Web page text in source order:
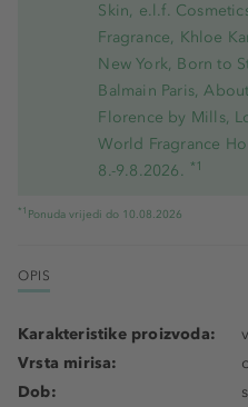
Skin, e.l.f.
Fragrance, Khloe
New York, Born to
Balmain Paris,
Florence by Mills,
World Fragrance
8.-9.8.2026. *1
*1 Ponuda vrijedi do 10.08.2026
OPIS
Karakteristike proizvoda:
Vrsta mirisa:
Dob: